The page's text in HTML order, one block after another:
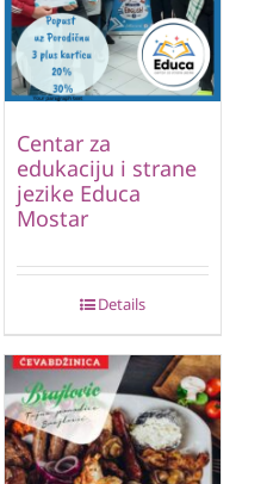
Centar za
edukaciju i strane
jezike Educa
Mostar
Details